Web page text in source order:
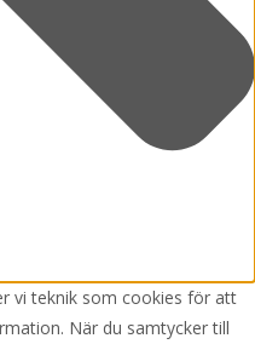
vi teknik som cookies för att
När du samtycker till